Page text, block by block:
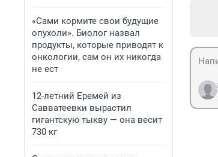
«Сами кормите свои будущие
опухоли». Биолог назвал
продукты, которые приводят к
онкологии, сам он их никогда
не ест
12-летний Еремей из
Савватеевки вырастил
гигантскую тыкву — она весит
730 кг